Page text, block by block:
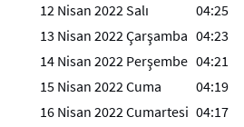
12 Nisan 2022 Salı
04:25
13 Nisan 2022 Çarşamba 04:23
14 Nisan 2022 Perşembe 04:21
15 Nisan 2022 Cuma
04:19
16 Nisan 2022 Cumartesi 04:17